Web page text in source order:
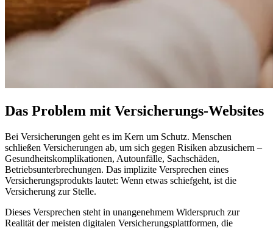
Das Problem mit Versicherungs-Websites
Bei Versicherungen geht es im Kern um Schutz. Menschen
schließen Versicherungen ab, um sich gegen Risiken abzusichern –
Gesundheitskomplikationen, Autounfälle, Sachschäden,
Betriebsunterbrechungen. Das implizite Versprechen eines
Versicherungsprodukts lautet: Wenn etwas schiefgeht, ist die
Versicherung zur Stelle.
Dieses Versprechen steht in unangenehmem Widerspruch zur
Realität der meisten digitalen Versicherungsplattformen, die